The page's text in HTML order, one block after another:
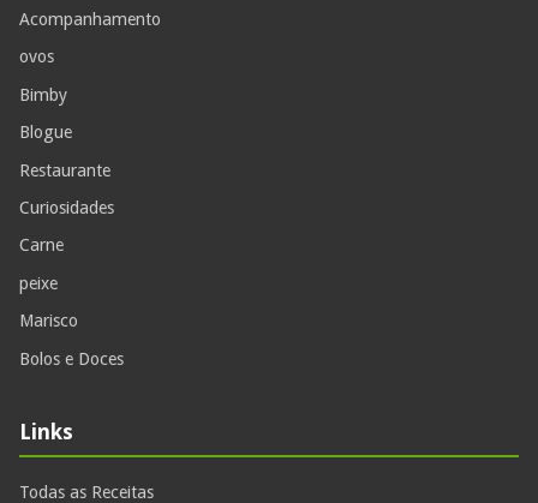
Acompanhamento
ovos
Bimby
Blogue
Restaurante
Curiosidades
Carne
peixe
Marisco
Bolos e Doces
Links
Todas as Receitas